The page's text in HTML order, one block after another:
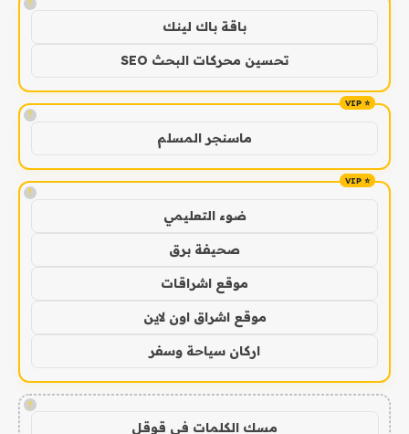
!
باقة باك لينك
تحسين محركات البحث SEO
!
ماسنجر المسلم
!
ضوء التعليمي
صحيفة برق
موقع اشراقات
موقع اشراق اون لاين
اركان سياحة وسفر
!
مسك الكلمات في قوقل